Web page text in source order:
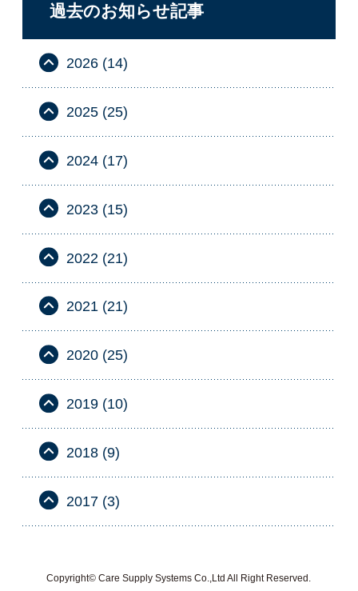
過去のお知らせ記事
2026 (14)
2025 (25)
2024 (17)
2023 (15)
2022 (21)
2021 (21)
2020 (25)
2019 (10)
2018 (9)
2017 (3)
Copyright© Care Supply Systems Co.,Ltd All Right Reserved.